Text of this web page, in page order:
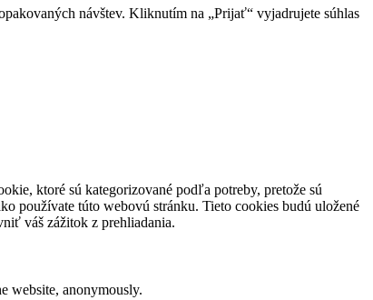
návštev. Kliknutím na „Prijať“ vyjadrujete súhlas
ktoré sú kategorizované podľa potreby, pretože sú
používate túto webovú stránku. Tieto cookies budú uložené
váš zážitok z prehliadania.
website, anonymously.